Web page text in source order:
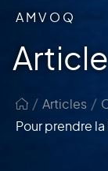
AMVOQ
Article
/ Articles /
Pour prendre